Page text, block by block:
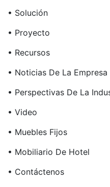
• Solución
• Proyecto
• Recursos
• Noticias De La Empresa
• Perspectivas De La
• Video
• Muebles Fijos
• Mobiliario De Hotel
• Contáctenos